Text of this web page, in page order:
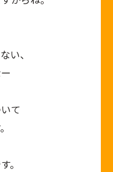
い、
て
。